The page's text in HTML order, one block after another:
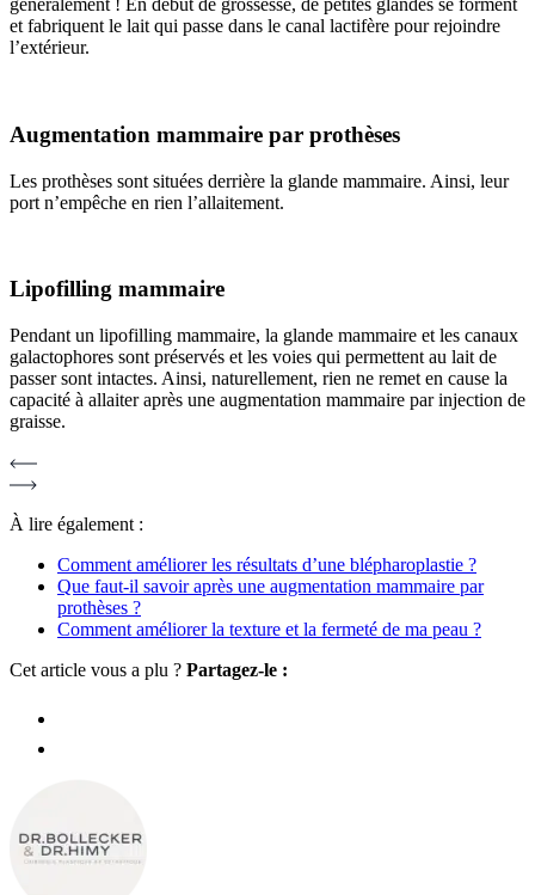
généralement ! En début de grossesse, de petites glandes se forment
et fabriquent le lait qui passe dans le canal lactifère pour rejoindre
l’extérieur.
Augmentation mammaire par prothèses
Les prothèses sont situées derrière la glande mammaire. Ainsi, leur
port n’empêche en rien l’allaitement.
Lipofilling mammaire
Pendant un lipofilling mammaire, la glande mammaire et les canaux
galactophores sont préservés et les voies qui permettent au lait de
passer sont intactes. Ainsi, naturellement, rien ne remet en cause la
capacité à allaiter après une augmentation mammaire par injection de
graisse.
À lire également :
Comment améliorer les résultats d’une blépharoplastie ?
Que faut-il savoir après une augmentation mammaire par
prothèses ?
Comment améliorer la texture et la fermeté de ma peau ?
Cet article vous a plu ? Partagez-le :